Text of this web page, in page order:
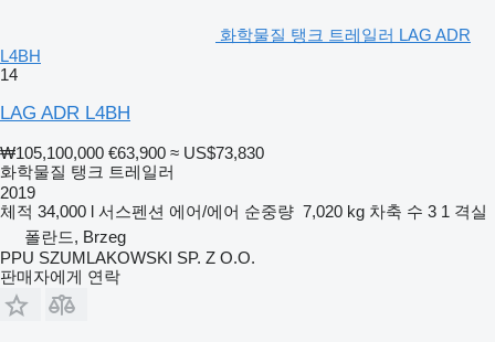
화학물질 탱크 트레일러 LAG ADR
L4BH
14
LAG ADR L4BH
₩105,100,000 €63,900 ≈ US$73,830
화학물질 탱크 트레일러
2019
체적 34,000 l 서스펜션 에어/에어 순중량 7,020 kg 차축 수 3 1 격실
폴란드, Brzeg
PPU SZUMLAKOWSKI SP. Z O.O.
판매자에게 연락